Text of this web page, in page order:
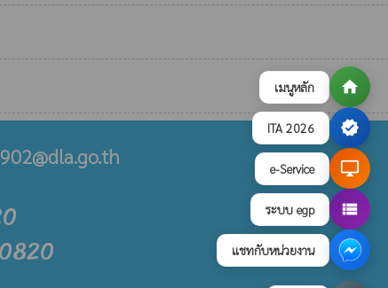
เมนูหลัก home
ITA 2026 verified
e-Service desktop_windows
ระบบ egp view_list
แชทกับหน่วยงาน